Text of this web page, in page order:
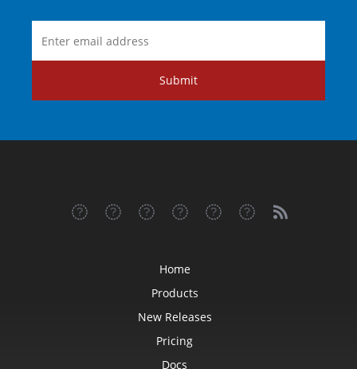
Submit
Home
Products
New Releases
Pricing
Docs